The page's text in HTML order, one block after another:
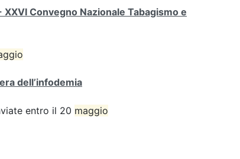
Convegno Nazionale Tabagismo e
dell’infodemia
entro il 20 maggio